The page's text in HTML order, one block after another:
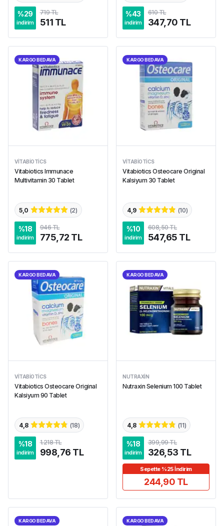
%29
indirim
719 TL
511 TL
%43
indirim
610 TL
347,70 TL
KARGO BEDAVA
VITABIOTICS
Vitabiotics Immunace
Multivitamin 30 Tablet
5,0 (2)
%18
indirim
946 TL
775,72 TL
KARGO BEDAVA
VITABIOTICS
Vitabiotics Osteocare Original
Kalsiyum 30 Tablet
4,9 (10)
%10
indirim
608,50 TL
547,65 TL
KARGO BEDAVA
VITABIOTICS
Vitabiotics Osteocare Original
Kalsiyum 90 Tablet
4,8 (18)
%18
indirim
1.218 TL
998,76 TL
KARGO BEDAVA
NUTRAXIN
Nutraxin Selenium 100 Tablet
4,8 (11)
%18
indirim
399,99 TL
326,53 TL
Sepette %25 İndirim
244,90 TL
KARGO BEDAVA KARGO BEDAVA